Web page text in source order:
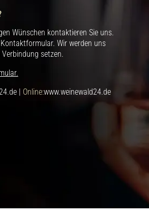
Wünschen kontaktieren Sie uns.
Wir werden uns
setzen.
| Online:www.weinewald24.de